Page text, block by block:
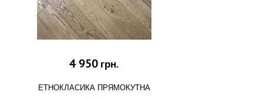
4 950 грн.
ЕТНОКЛАСИКА ПРЯМОКУТНА